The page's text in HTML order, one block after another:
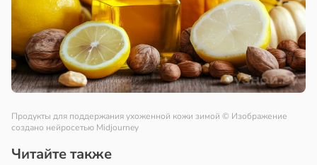
Продукты для поддержания ухоженной кожи зимой © Изображение
создано нейросетью Midjourney
Читайте также